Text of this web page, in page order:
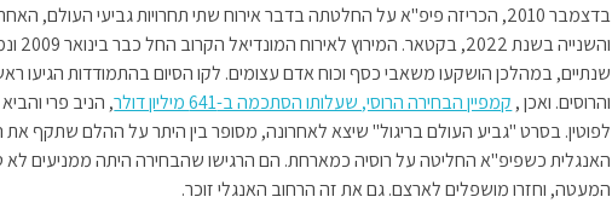
בדצמבר 2010, הכריזה פיפ"א על החלטתה בדבר אירוח שתי תחרויות גביעי העולם,
והשנייה
שנתיים, במהלכן הושקעו משאבי כסף וכוח אדם עצומים. לקו הסיום בהתמודדות הגיעו
והרוסים. ואכן , קמפיין הבחירה הרוסי, שעלותו הסתכמה ב-641 מיליון דולר , הניב פרי
לפוטין. בסרט "גביע העולם בריגול" שיצא לאחרונה, מסופר בין היתר על ההלם שתקף
האנגלית כשפיפ"א החליטה על רוסיה כמארחת. הם הרגישו שהבחירה היתה ממניעים לא
המעטה, וחזרו מושפלים לארצם. גם את זה הרחוב האנגלי זוכר.